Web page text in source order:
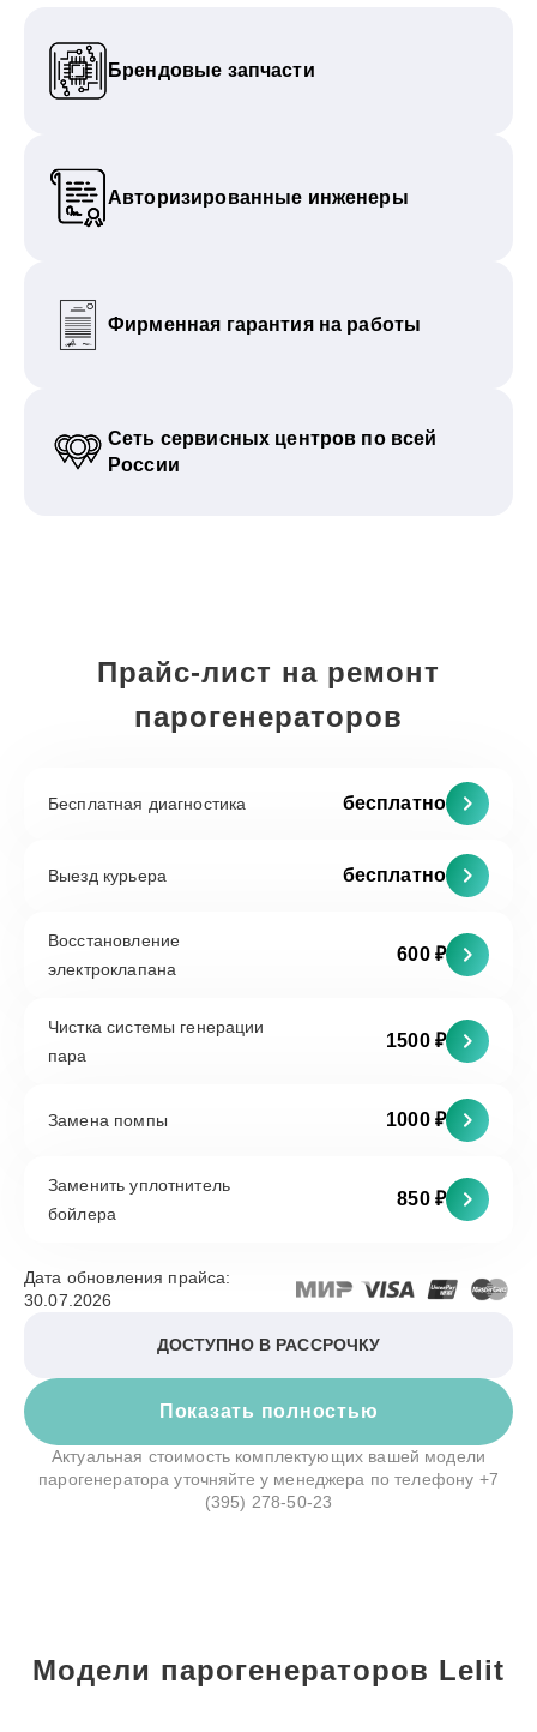
Брендовые запчасти
Авторизированные инженеры
Фирменная гарантия на работы
Сеть сервисных центров по всей
России
Прайс-лист на ремонт
парогенераторов
Бесплатная диагностика бесплатно
Выезд курьера бесплатно
Восстановление
электроклапана
600 ₽
Чистка системы генерации
пара
1500 ₽
Замена помпы 1000 ₽
Заменить уплотнитель
бойлера
850 ₽
Показать полностью
Дата обновления прайса:
30.07.2026
ДОСТУПНО В РАССРОЧКУ
Актуальная стоимость комплектующих вашей модели
парогенератора уточняйте у менеджера по телефону +7
(395) 278-50-23
Модели парогенераторов Lelit